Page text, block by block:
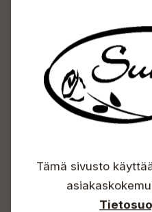
Sundin
Avoinna
Sunnuntaisin Itsepalvelu
Info & vaihde
Tämä sivusto